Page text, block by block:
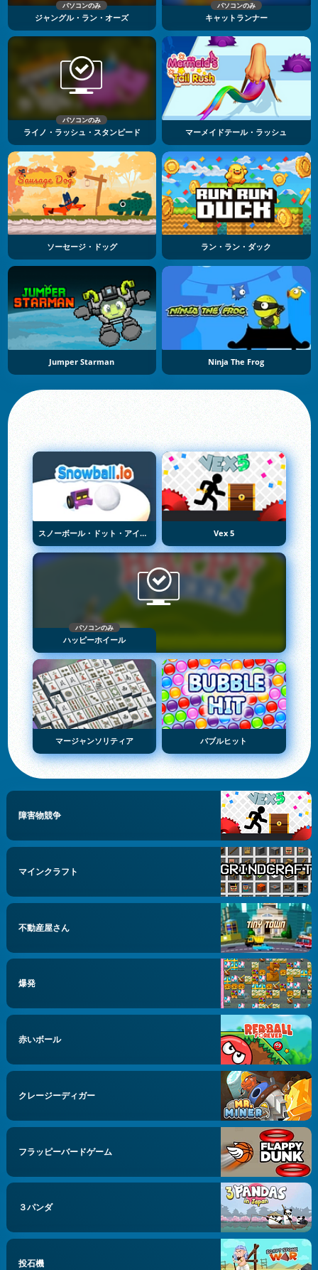
パソコンのみ
ジャングル・ラン・オーズ
パソコンのみ
キャットランナー
パソコンのみ
ライノ・ラッシュ・スタンピード マーメイドテール・ラッシュ
ソーセージ・ドッグ ラン・ラン・ダック
Jumper Starman Ninja The Frog
スノーボール・ドット・アイオー Vex 5
パソコンのみ
ハッピーホイール
マージャンソリティア バブルヒット
障害物競争
マインクラフト
不動産屋さん
爆発
赤いボール
クレージーディガー
フラッピーバードゲーム
３パンダ
投石機